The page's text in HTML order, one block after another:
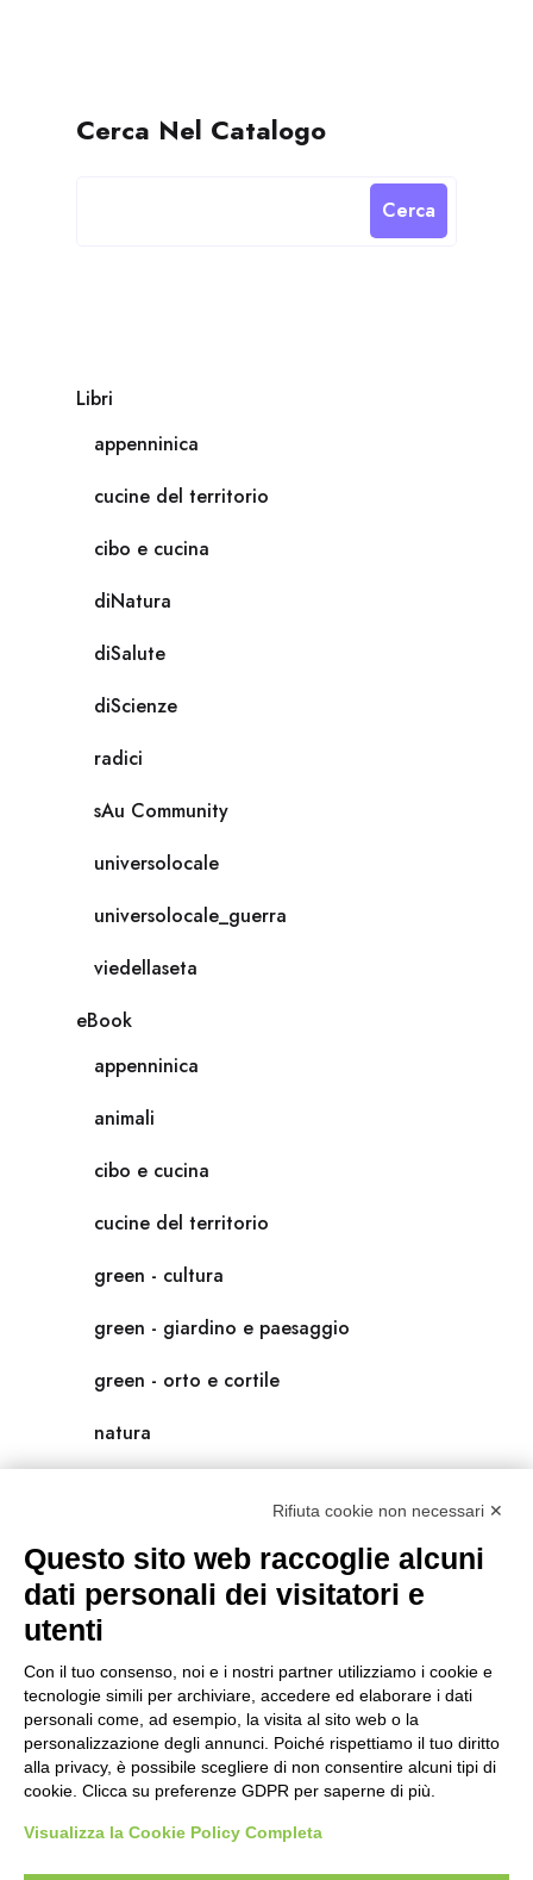
Cerca Nel Catalogo
Cerca
Libri
appenninica
cucine del territorio
cibo e cucina
diNatura
diSalute
diScienze
radici
sAu Community
universolocale
universolocale_guerra
viedellaseta
eBook
appenninica
animali
cibo e cucina
cucine del territorio
green - cultura
green - giardino e paesaggio
green - orto e cortile
natura
scienza
universolocale
viedellaseta
Rifiuta cookie non necessari ✕
Questo sito web raccoglie alcuni
dati personali dei visitatori e
utenti
Con il tuo consenso, noi e i nostri partner utilizziamo i cookie e
tecnologie simili per archiviare, accedere ed elaborare i dati
personali come, ad esempio, la visita al sito web o la
personalizzazione degli annunci. Poiché rispettiamo il tuo diritto
alla privacy, è possibile scegliere di non consentire alcuni tipi di
cookie. Clicca su preferenze GDPR per saperne di più.
Visualizza la Cookie Policy Completa